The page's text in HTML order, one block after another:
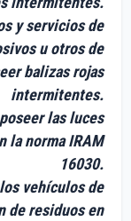
y servicios de
u otros de
balizas rojas
intermitentes.
las luces
la norma IRAM
16030.
vehículos de
de residuos en